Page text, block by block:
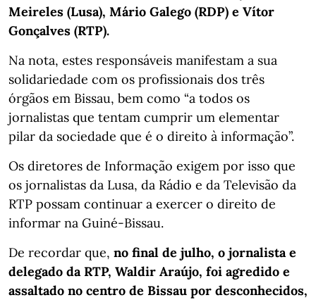
Meireles (Lusa), Mário Galego (RDP) e Vítor
Gonçalves (RTP).
Na nota, estes responsáveis manifestam a sua
solidariedade com os profissionais dos três
órgãos em Bissau, bem como “a todos os
jornalistas que tentam cumprir um elementar
pilar da sociedade que é o direito à informação”.
Os diretores de Informação exigem por isso que
os jornalistas da Lusa, da Rádio e da Televisão da
RTP possam continuar a exercer o direito de
informar na Guiné-Bissau.
De recordar que, no final de julho, o jornalista e
delegado da RTP, Waldir Araújo, foi agredido e
assaltado no centro de Bissau por desconhecidos,